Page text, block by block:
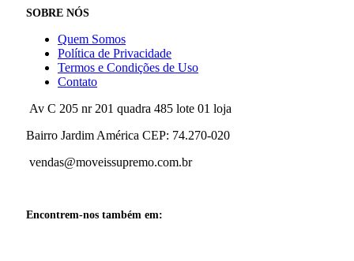
SOBRE NÓS
Quem Somos
Política de Privacidade
Termos e Condições de Uso
Contato
Av C 205 nr 201 quadra 485 lote 01 loja
Bairro Jardim América CEP: 74.270-020
vendas@moveissupremo.com.br
Encontrem-nos também em: